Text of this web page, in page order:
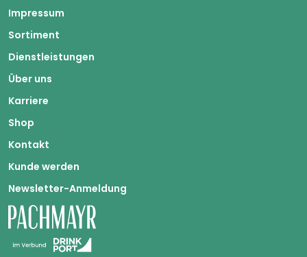
Impressum
Sortiment
Dienstleistungen
Über uns
Karriere
Shop
Kontakt
Kunde werden
Newsletter-Anmeldung